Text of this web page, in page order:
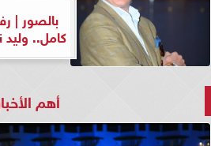
بالصور |
كامل.. وليد
أهم